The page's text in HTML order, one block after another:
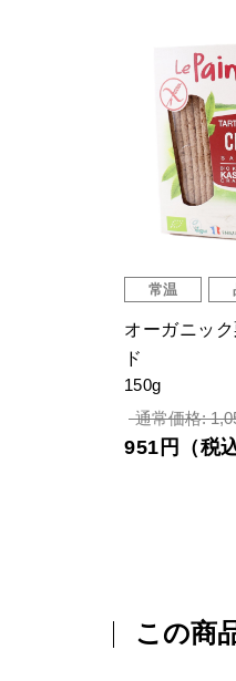
常温
オーガニッ
ド
150g
通常価格:
951円（税込
この商